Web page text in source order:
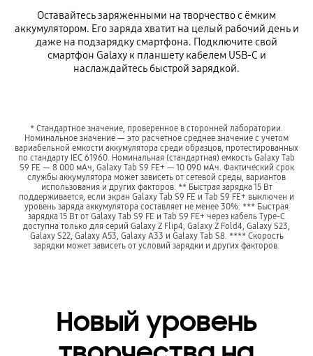
Оставайтесь заряженными на творчество с ёмким
аккумулятором. Его заряда хватит на целый рабочий день и
даже на подзарядку смартфона. Подключите свой
смартфон Galaxy к планшету кабелем USB-C и
наслаждайтесь быстрой зарядкой.
* Стандартное значение, проверенное в сторонней лаборатории.
Номинальное значение — это расчетное среднее значение с учетом
вариабельной емкости аккумулятора среди образцов, протестированных
по стандарту IEC 61960. Номинальная (стандартная) емкость Galaxy Tab
S9 FE — 8 000 мАч, Galaxy Tab S9 FE+ — 10 090 мАч. Фактический срок
службы аккумулятора может зависеть от сетевой среды, вариантов
использования и других факторов. ** Быстрая зарядка 15 Вт
поддерживается, если экран Galaxy Tab S9 FE и Tab S9 FE+ выключен и
уровень заряда аккумулятора составляет не менее 30%. *** Быстрая
зарядка 15 Вт от Galaxy Tab S9 FE и Tab S9 FE+ через кабель Type-C
доступна только для серий Galaxy Z Flip4, Galaxy Z Fold4, Galaxy S23,
Galaxy S22, Galaxy A53, Galaxy A33 и Galaxy Tab S8. **** Скорость
зарядки может зависеть от условий зарядки и других факторов.
Новый уровень